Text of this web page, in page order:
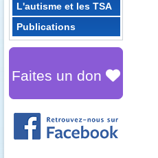
L'autisme et les TSA
Publications
Faites un don